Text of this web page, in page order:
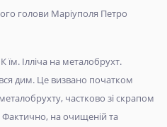
голови Маріуполя Петро
Ілліча на металобрухт.
дим. Це визвано початком
частково зі скрапом
на очищеній та